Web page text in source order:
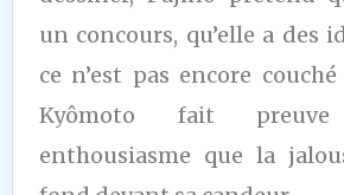
un concours, qu’elle a des
ce n’est pas encore
Kyômoto fait
enthousiasme que la